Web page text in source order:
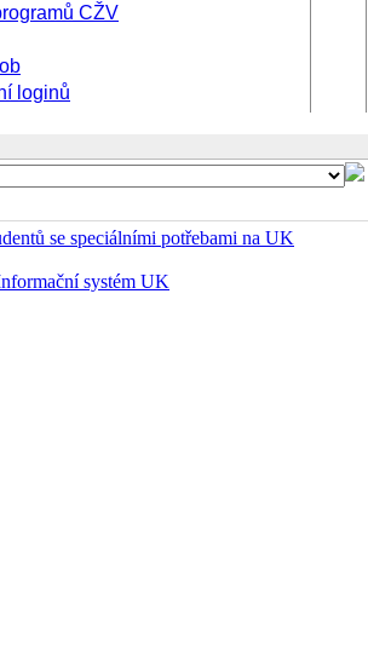
CŽV
loginů
se speciálními potřebami na UK
systém UK